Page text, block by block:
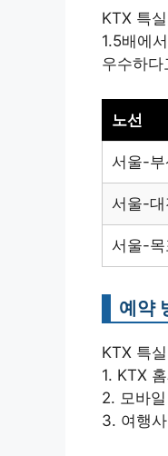
KTX 특
1.5배에
우수하
노선
서울-
서울-대
서울-목
예약
KTX 특
1. KTX
2. 모바
3. 여행